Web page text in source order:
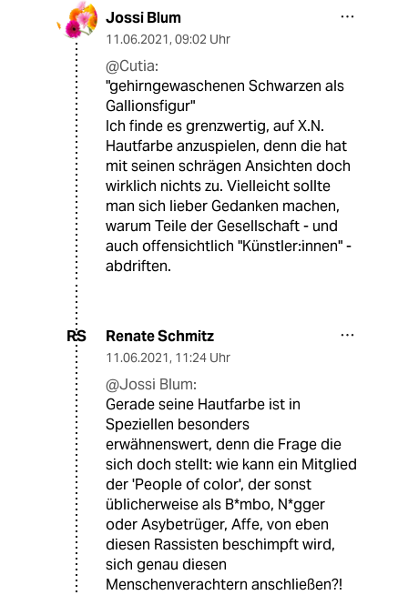
Jossi Blum
11.06.2021, 09:02 Uhr
@Cutia:
"gehirngewaschenen Schwarzen als
Gallionsfigur"
Ich finde es grenzwertig, auf X.N.
Hautfarbe anzuspielen, denn die hat
mit seinen schrägen Ansichten doch
wirklich nichts zu. Vielleicht sollte
man sich lieber Gedanken machen,
warum Teile der Gesellschaft - und
auch offensichtlich "Künstler:innen" -
abdriften.
RS Renate Schmitz
11.06.2021, 11:24 Uhr
@Jossi Blum:
Gerade seine Hautfarbe ist in
Speziellen besonders
erwähnenswert, denn die Frage die
sich doch stellt: wie kann ein Mitglied
der 'People of color', der sonst
üblicherweise als B*mbo, N*gger
oder Asybetrüger, Affe, von eben
diesen Rassisten beschimpft wird,
sich genau diesen
Menschenverachtern anschließen?!